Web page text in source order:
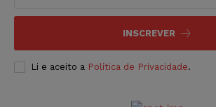
INSCREVER
Li e aceito a Política de Privacidade.